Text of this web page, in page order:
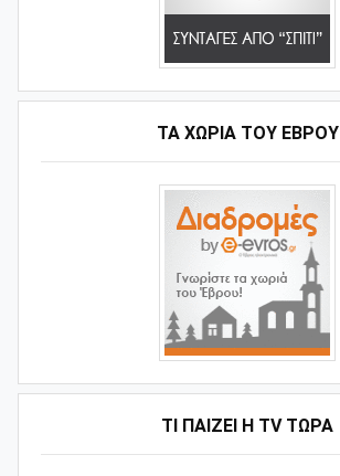
ΤΑ ΧΩΡΙΆ ΤΟΥ ΈΒΡΟΥ
ΤΙ ΠΑΊΖΕΙ Η ΤV ΤΏΡΑ